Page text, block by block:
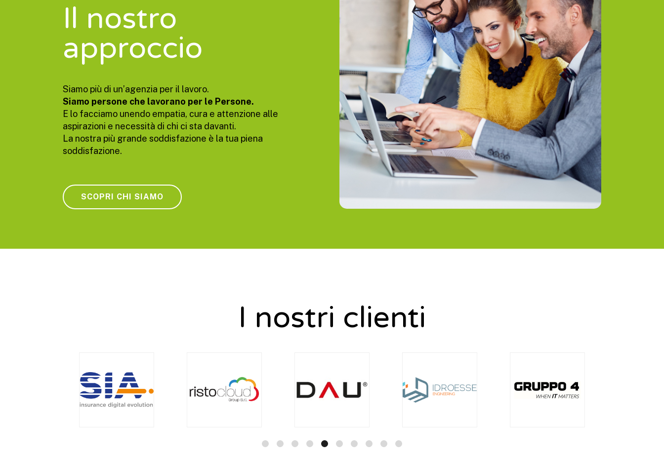
Il nostro
approccio
Siamo più di un’agenzia per il lavoro.
Siamo persone che lavorano per le Persone.
E lo facciamo unendo empatia, cura e attenzione alle
aspirazioni e necessità di chi ci sta davanti.
La nostra più grande soddisfazione è la tua piena
soddisfazione.
SCOPRI CHI SIAMO
I nostri clienti